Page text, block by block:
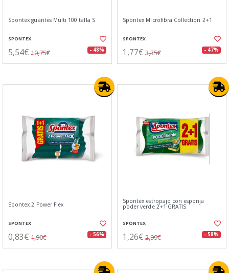
Spontex guantes Multi 100 talla S
SPONTEX
5,54€ 10,75€ - 48%
Spontex Microfibra Collection 2+1
SPONTEX
1,77€ 3,35€ - 47%
Spontex 2 Power Flex
SPONTEX
0,83€ 1,90€ - 56%
Spontex estropajo con esponja
poder verde 2+1 GRATIS
SPONTEX
1,26€ 2,99€ - 58%